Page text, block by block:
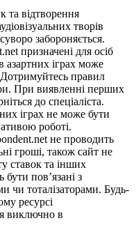
та відтворення
творів
забороняється.
призначені для осіб
азартних іграх може
Дотримуйтесь правил
При виявленні перших
до спеціаліста.
іграх не може бути
роботі.
не проводить
гроші, також сайт не
ставок та інших
бути пов’язані з
чи тоталізаторами. Будь-
ресурсі
виключно в